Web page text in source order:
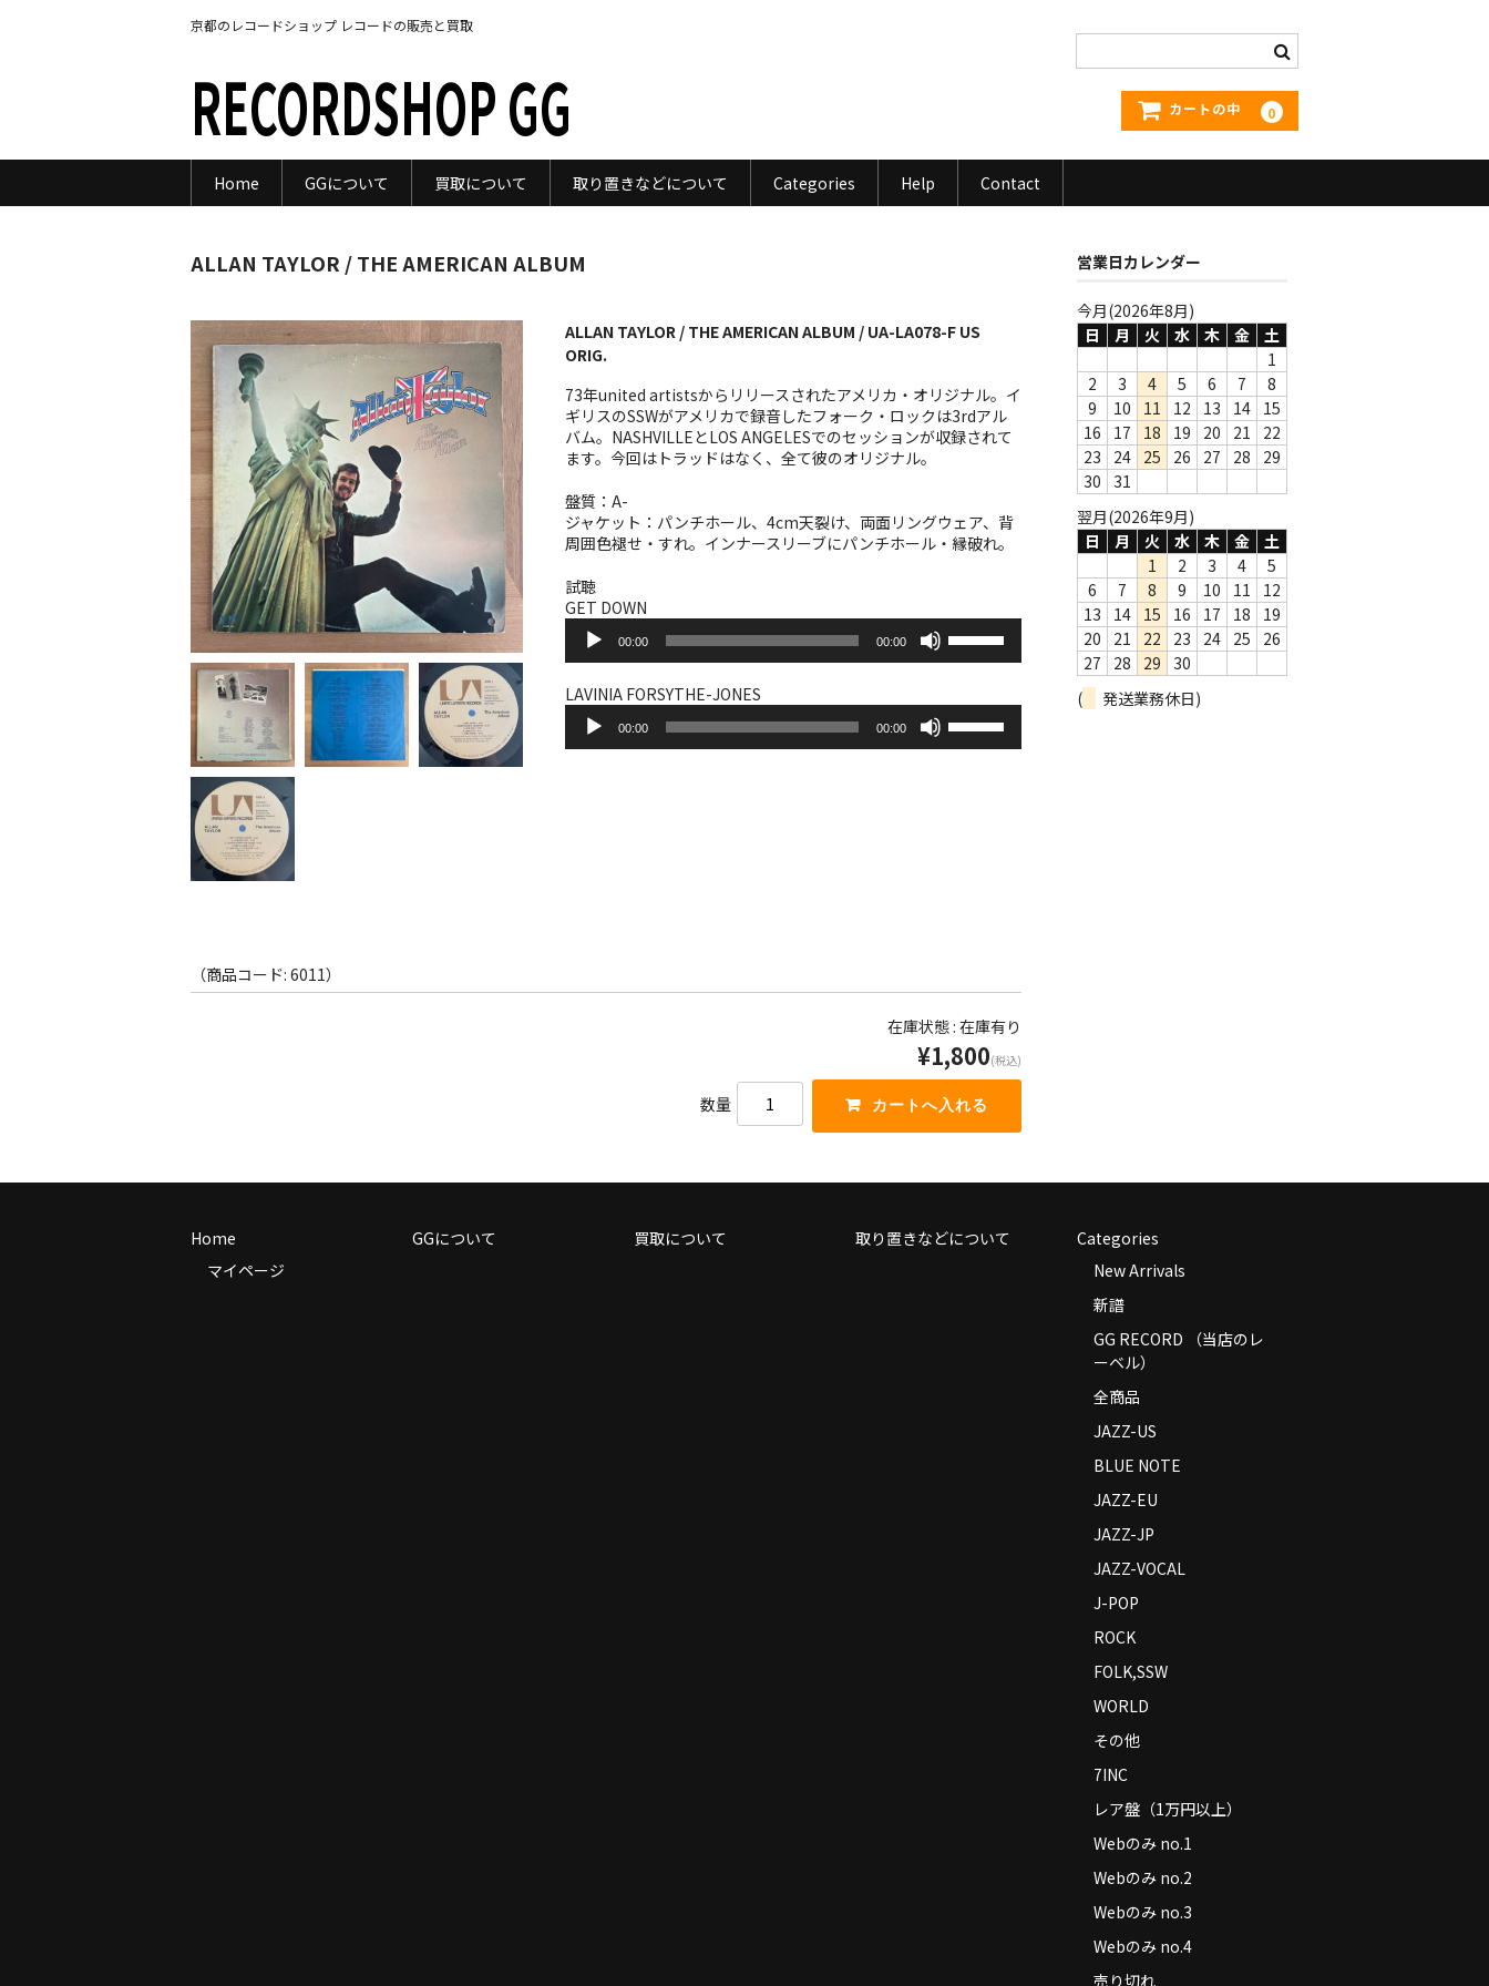
京都のレコードショップ レコードの販売と買取
RECORDSHOP GG カートの中 0
Home GGについて 買取について 取り置きなどについて Categories Help Contact
ALLAN TAYLOR / THE AMERICAN ALBUM
ALLAN TAYLOR / THE AMERICAN ALBUM / UA-LA078-F US
ORIG.
73年united artistsからリリースされたアメリカ・オリジナル。イ
ギリスのSSWがアメリカで録音したフォーク・ロックは3rdアル
バム。NASHVILLEとLOS ANGELESでのセッションが収録されて
ます。今回はトラッドはなく、全て彼のオリジナル。
盤質：A-
ジャケット：パンチホール、4cm天裂け、両面リングウェア、背
周囲色褪せ・すれ。インナースリーブにパンチホール・縁破れ。
試聴
GET DOWN
プ
レ
ー
ー
00:00 00:00
リ
調
節
く
だ
さ
LAVINIA FORSYTHE-JONES
プ
00:00 00:00
リ
を
使
っ
く
だ
（商品コード: 6011）
在庫状態 : 在庫有り
¥1,800(税込)
数量
営業日カレンダー
今月(2026年8月)
日
月 火 水 木 金
土
1
2
3 4 5 6 7
8
9
10 11 12 13 14 15
16
17 18 19 20 21
22
23
24 25 26 27 28
29
30
31
翌月(2026年9月)
日
月 火 水 木 金
土
1
2 3 4
5
6
7 8 9 10 11
12
13
14 15 16 17 18
19
20
21 22 23 24 25
26
27
28 29
30
(
発送業務休日)
Home
マイページ
GGについて 買取について 取り置きなどについて
Categories
New Arrivals
新譜
GG RECORD （当店のレ
ーベル）
全商品
JAZZ-US
BLUE NOTE
JAZZ-EU
JAZZ-JP
JAZZ-VOCAL
J-POP
ROCK
FOLK,SSW
WORLD
その他
7INC
レア盤（1万円以上）
Webのみ no.1
Webのみ no.2
Webのみ no.3
Webのみ no.4
売り切れ